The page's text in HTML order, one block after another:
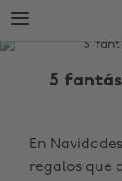
directamente
al
directamente
al
THE
vida
5
En
regalos que